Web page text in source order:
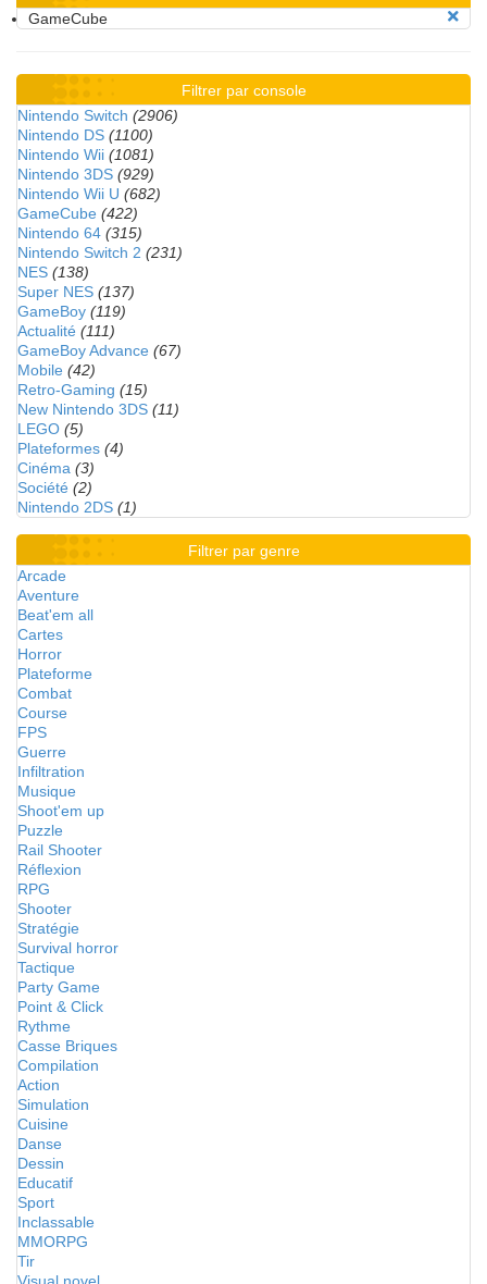
GameCube
Filtrer par console
Nintendo Switch (2906)
Nintendo DS (1100)
Nintendo Wii (1081)
Nintendo 3DS (929)
Nintendo Wii U (682)
GameCube (422)
Nintendo 64 (315)
Nintendo Switch 2 (231)
NES (138)
Super NES (137)
GameBoy (119)
Actualité (111)
GameBoy Advance (67)
Mobile (42)
Retro-Gaming (15)
New Nintendo 3DS (11)
LEGO (5)
Plateformes (4)
Cinéma (3)
Société (2)
Nintendo 2DS (1)
Filtrer par genre
Arcade
Aventure
Beat'em all
Cartes
Horror
Plateforme
Combat
Course
FPS
Guerre
Infiltration
Musique
Shoot'em up
Puzzle
Rail Shooter
Réflexion
RPG
Shooter
Stratégie
Survival horror
Tactique
Party Game
Point & Click
Rythme
Casse Briques
Compilation
Action
Simulation
Cuisine
Danse
Dessin
Educatif
Sport
Inclassable
MMORPG
Tir